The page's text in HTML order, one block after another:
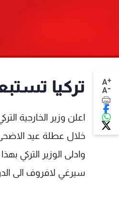
A+
A- تركيا
اعلن وزير الخارجية
خلال عطلة عيد
وادلى الوزير التركي
سيرغي لافروف الى